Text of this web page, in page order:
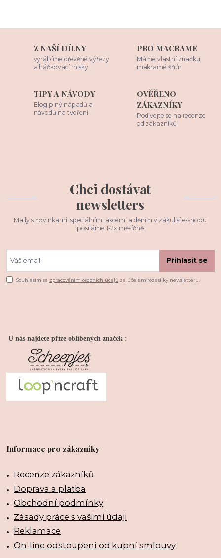
Z NAŠÍ DÍLNY
vyrábíme dřevěné výřezy
a háčkovací misky
PRO MACRAME
Máme vlastní značku
makramé šňůr
TIPY A NÁVODY
Blog plný nápadů a
návodů na tvoření
OVĚŘENO
ZÁKAZNÍKY
Podívejte se na recenze
od zákazníků
Chci dostávat
newsletters
Maily s novinkami, speciálními akcemi a děním v zákulisí e-shopu
posíláme 1-2x měsíčně
Přihlásit se
Souhlasím se zpracováním osobních údajů za účelem rozesílky newsletteru.
U nás najdete příze oblíbených značek :
Informace pro zákazníky
Recenze zákazníků
Doprava a platba
Obchodní podmínky
Zásady práce s vašimi údaji
Reklamace
On-line odstoupení od kupní smlouvy